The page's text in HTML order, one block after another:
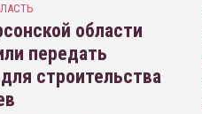
области
передать
строительства